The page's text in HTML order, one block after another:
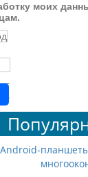
моих
Android-